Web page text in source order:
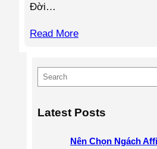
Đời…
Read More
S
e
r
Latest Posts
Nên Chọn Ngách